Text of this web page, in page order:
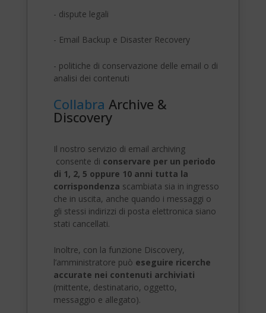
- dispute legali
- Email Backup e Disaster Recovery
- politiche di conservazione delle email o di
analisi dei contenuti
Collabra Archive &
Discovery
Il nostro servizio di email archiving
consente di conservare per un periodo
di 1, 2, 5 oppure 10 anni tutta la
corrispondenza scambiata sia in ingresso
che in uscita, anche quando i messaggi o
gli stessi indirizzi di posta elettronica siano
stati cancellati.
Inoltre, con la funzione Discovery,
l’amministratore può eseguire ricerche
accurate nei contenuti archiviati
(mittente, destinatario, oggetto,
messaggio e allegato).